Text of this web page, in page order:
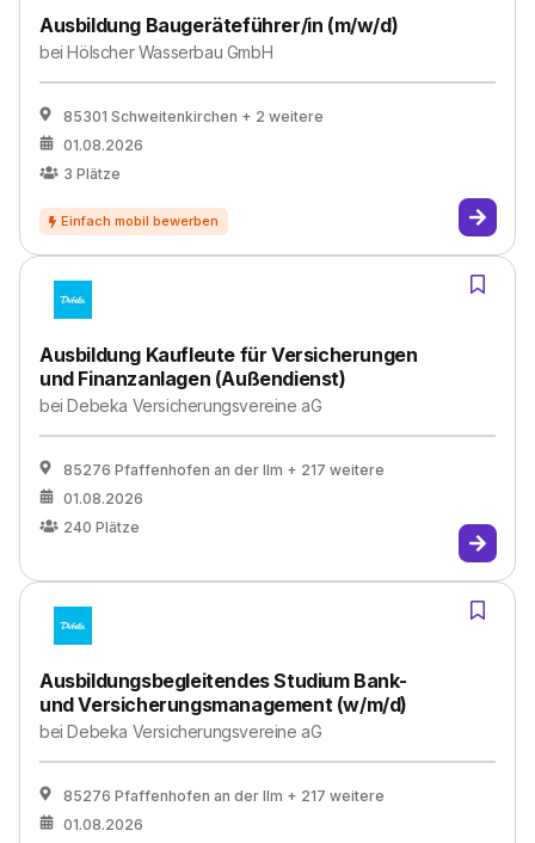
Ausbildung Baugeräteführer/in (m/w/d)
beiHölscher Wasserbau GmbH
85301 Schweitenkirchen + 2 weitere
01.08.2026
3 Plätze
Ausbildung Kaufleute für Versicherungen
und Finanzanlagen (Außendienst)
beiDebeka Versicherungsvereine aG
85276 Pfaffenhofen an der Ilm + 217 weitere
01.08.2026
240 Plätze
Ausbildungsbegleitendes Studium Bank-
und Versicherungsmanagement (w/m/d)
beiDebeka Versicherungsvereine aG
85276 Pfaffenhofen an der Ilm + 217 weitere
01.08.2026